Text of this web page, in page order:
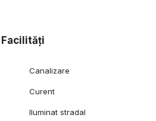
Facilități
Canalizare
Curent
Iluminat stradal